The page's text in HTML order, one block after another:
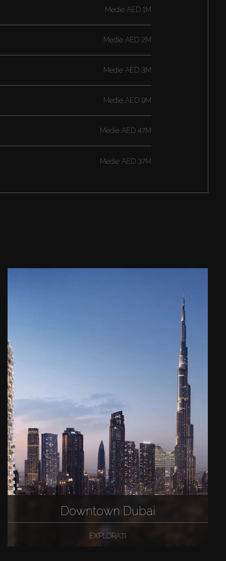
MedieAED 1M
MedieAED 2M
MedieAED 3M
MedieAED 9M
MedieAED 47M
MedieAED 37M
Downtown Dubai
EXPLORAȚI